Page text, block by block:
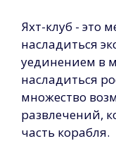
Яхт-клуб - это
насладиться
уединением в
насладиться
множество
развлечений,
часть корабля.